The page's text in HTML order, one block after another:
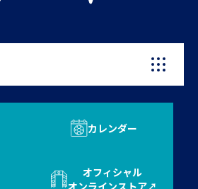
カレンダー
オフィシャル
オンラインストア